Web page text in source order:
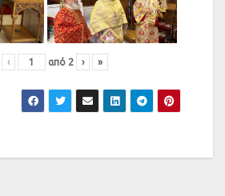
‹ από 2 › »